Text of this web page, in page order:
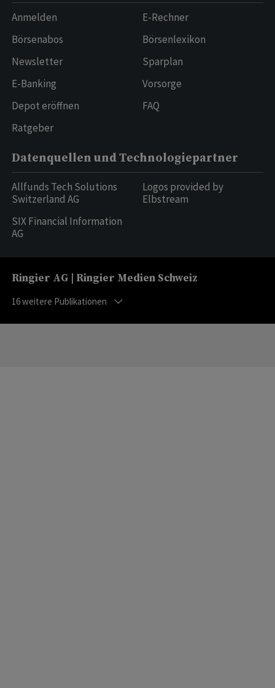
Anmelden
Börsenabos
Newsletter
E-Banking
Depot eröffnen
Ratgeber
E-Rechner
Börsenlexikon
Sparplan
Vorsorge
FAQ
Datenquellen und Technologiepartner
Allfunds Tech Solutions
Switzerland AG
SIX Financial Information
AG
Logos provided by
Elbstream
Ringier AG | Ringier Medien Schweiz
16weitere Publikationen